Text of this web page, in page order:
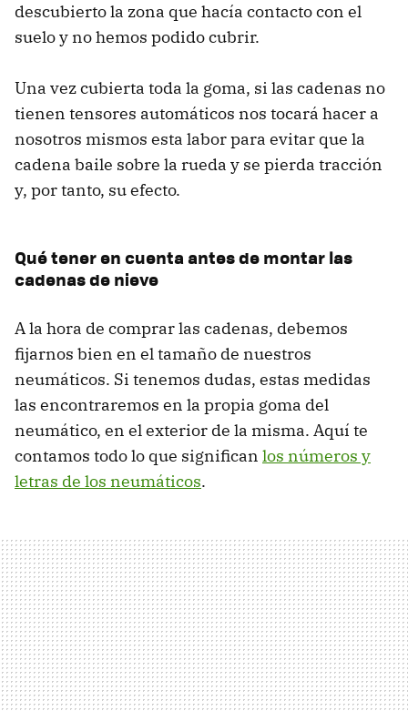
descubierto la zona que hacía contacto con el
suelo y no hemos podido cubrir.
Una vez cubierta toda la goma, si las cadenas no
tienen tensores automáticos nos tocará hacer a
nosotros mismos esta labor para evitar que la
cadena baile sobre la rueda y se pierda tracción
y, por tanto, su efecto.
Qué tener en cuenta antes de montar las
cadenas de nieve
A la hora de comprar las cadenas, debemos
fijarnos bien en el tamaño de nuestros
neumáticos. Si tenemos dudas, estas medidas
las encontraremos en la propia goma del
neumático, en el exterior de la misma. Aquí te
contamos todo lo que significan los números y
letras de los neumáticos.